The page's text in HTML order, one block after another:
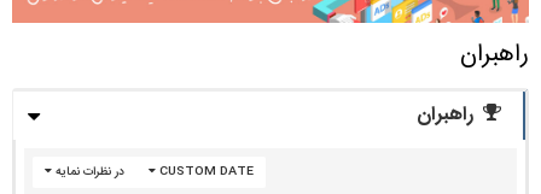
راهبران
راهبران
در نظرات نمایه CUSTOM DATE